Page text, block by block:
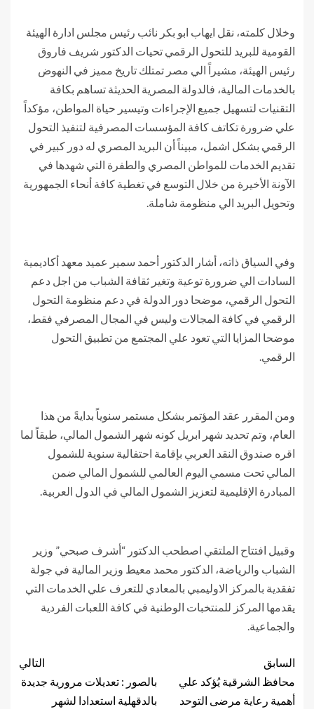
وخلال كلمته، نقل ايهاب ابو بكر نائب رئيس مجلس ادارة الهيئة
القومية للبريد للتحول الرقمي تحيات الدكتور شريف فاروق
رئيس الهيئة، مشيراً الي مصر تمتلك تاريخ مميز في النهوض
بالخدمات المالية، فالدولة المصرية الحديثة تساهم بكافة
التقنيات لتسهيل جميع الإجراءات وتيسير حياة المواطن، مؤكداً
علي ضرورة تكاتف كافة المؤسسات المصرفية لتنفيذ التحول
الرقمي بشكل اشمل، مبيناً أن البريد المصري له دور كبير في
تقديم الخدمات للمواطن المصري والطفرة التي شهدها في
الآونة الأخيرة من خلال التوسع في تغطية كافة أنحاء الجمهورية
وتحويل البريد الي منظومة شاملة.
وفي السياق ذاته، أشار الدكتور أحمد سمير عميد معهد أكاديمية
السادات الي ضرورة توعية وتغير ثقافة الشباب من اجل دعم
التحول الرقمي، موضحا دور الدولة في دعم منظومة التحول
الرقمي في كافة المجالات وليس في المجال المصرفي فقط،
موضحا المزايا التي تعود علي المجتمع من تطبيق التحول
الرقمي.
ومن المقرر عقد المؤتمر بشكل مستمر سنوياً بدايةً من هذا
العام، وتم تحديد شهر ابريل كونه شهر الشمول المالي، طبقاً لما
اقره صندوق النقد العربي بإقامة احتفالية سنوية للشمول
المالي تحت مسمي اليوم العالمي للشمول المالي ضمن
المبادرة الإقليمية لتعزيز الشمول المالي في الدول العربية.
وقبيل افتتاح الملتقي اصطحب الدكتور “أشرف صبحي” وزير
الشباب والرياضة، الدكتور محمد معيط وزير المالية في جولة
تفقدية بالمركز الاوليمبي بالمعادي للتعرف علي الخدمات التي
يقدمها المركز للمنتخبات الوطنية في كافة اللعبات الفردية
والجماعية.
السابق
محافظ الشرقية يُؤكد علي
أهمية رعاية مرضى التوحد
التالي
بالصور : تعديلات مرورية جديدة
بالدقهلية استعدادا لشهر